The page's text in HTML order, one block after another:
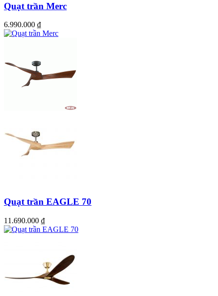
Quạt trần Merc
6.990.000 ₫
Quạt trần EAGLE 70
11.690.000 ₫